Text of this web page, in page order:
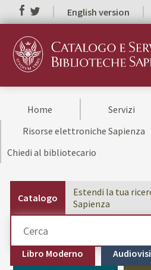
English version
Home Servizi
Risorse elettroniche Sapienza
Chiedi al bibliotecario
Catalogo
Estendi la tua
Sapienza
Libro Moderno